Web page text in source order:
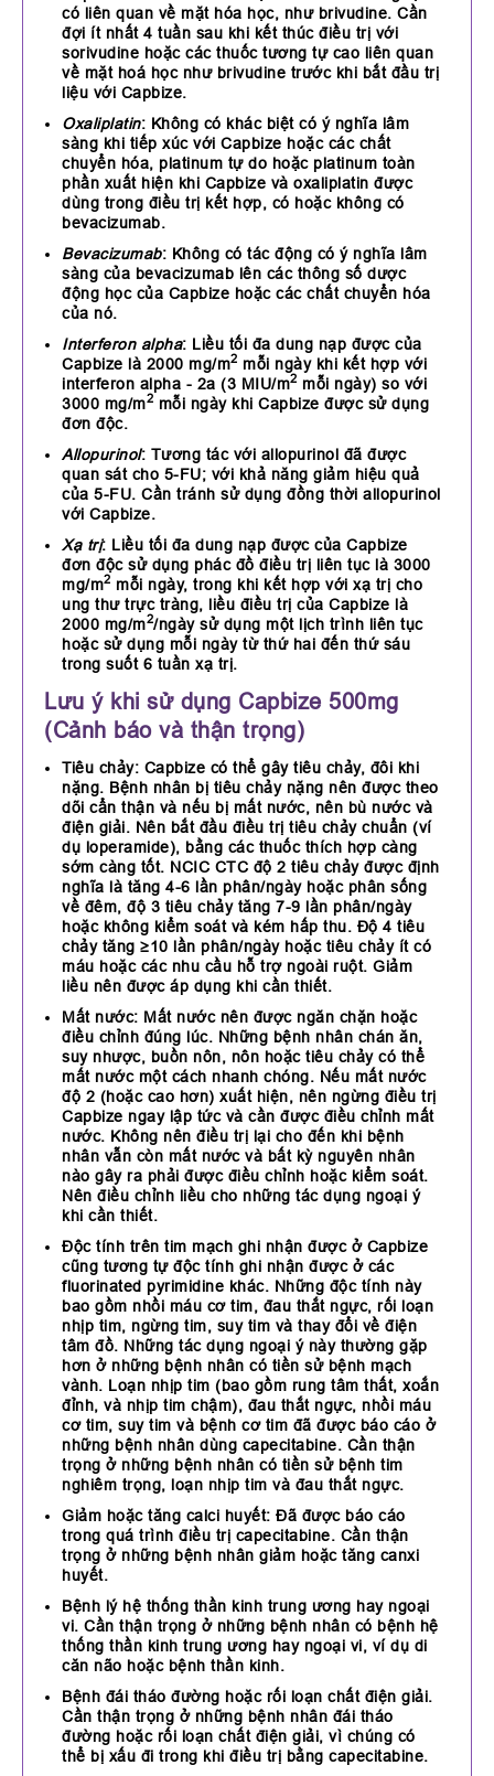
có liên quan về mặt hóa học, như brivudine. Cần
đợi ít nhất 4 tuần sau khi kết thúc điều trị với
sorivudine hoặc các thuốc tương tự cao liên quan
về mặt hoá học như brivudine trước khi bắt đầu trị
liệu với Capbize.
Oxaliplatin: Không có khác biệt có ý nghĩa lâm
sàng khi tiếp xúc với Capbize hoặc các chất
chuyển hóa, platinum tự do hoặc platinum toàn
phần xuất hiện khi Capbize và oxaliplatin được
dùng trong điều trị kết hợp, có hoặc không có
bevacizumab.
Bevacizumab: Không có tác động có ý nghĩa lâm
sàng của bevacizumab lên các thông số dược
động học của Capbize hoặc các chất chuyển hóa
của nó.
Interferon alpha: Liều tối đa dung nạp được của
Capbize là 2000 mg/m2 mỗi ngày khi kết hợp với
interferon alpha - 2a (3 MIU/m2 mỗi ngày) so với
3000 mg/m2 mỗi ngày khi Capbize được sử dụng
đơn độc.
Allopurinol: Tương tác với allopurinol đã được
quan sát cho 5-FU; với khả năng giảm hiệu quả
của 5-FU. Cần tránh sử dụng đồng thời allopurinol
với Capbize.
Xạ trị: Liều tối đa dung nạp được của Capbize
đơn độc sử dụng phác đồ điều trị liên tục là 3000
mg/m2 mỗi ngày, trong khi kết hợp với xạ trị cho
ung thư trực tràng, liều điều trị của Capbize là
2000 mg/m2/ngày sử dụng một lịch trình liên tục
hoặc sử dụng mỗi ngày từ thứ hai đến thứ sáu
trong suốt 6 tuần xạ trị.
Lưu ý khi sử dụng Capbize 500mg
(Cảnh báo và thận trọng)
Tiêu chảy: Capbize có thể gây tiêu chảy, đôi khi
nặng. Bệnh nhân bị tiêu chảy nặng nên được theo
dõi cẩn thận và nếu bị mất nước, nên bù nước và
điện giải. Nên bắt đầu điều trị tiêu chảy chuẩn (ví
dụ loperamide), bằng các thuốc thích hợp càng
sớm càng tốt. NCIC CTC độ 2 tiêu chảy được định
nghĩa là tăng 4-6 lần phân/ngày hoặc phân sống
về đêm, độ 3 tiêu chảy tăng 7-9 lần phân/ngày
hoặc không kiểm soát và kém hấp thu. Độ 4 tiêu
chảy tăng ≥10 lần phân/ngày hoặc tiêu chảy ít có
máu hoặc các nhu cầu hỗ trợ ngoài ruột. Giảm
liều nên được áp dụng khi cần thiết.
Mất nước: Mất nước nên được ngăn chặn hoặc
điều chỉnh đúng lúc. Những bệnh nhân chán ăn,
suy nhược, buồn nôn, nôn hoặc tiêu chảy có thể
mất nước một cách nhanh chóng. Nếu mất nước
độ 2 (hoặc cao hơn) xuất hiện, nên ngừng điều trị
Capbize ngay lập tức và cần được điều chỉnh mất
nước. Không nên điều trị lại cho đến khi bệnh
nhân vẫn còn mất nước và bất kỳ nguyên nhân
nào gây ra phải được điều chỉnh hoặc kiểm soát.
Nên điều chỉnh liều cho những tác dụng ngoại ý
khi cần thiết.
Độc tính trên tim mạch ghi nhận được ở Capbize
cũng tương tự độc tính ghi nhận được ở các
fluorinated pyrimidine khác. Những độc tính này
bao gồm nhồi máu cơ tim, đau thắt ngực, rối loạn
nhịp tim, ngừng tim, suy tim và thay đổi về điện
tâm đồ. Những tác dụng ngoại ý này thường gặp
hơn ở những bệnh nhân có tiền sử bệnh mạch
vành. Loạn nhịp tim (bao gồm rung tâm thất, xoắn
đỉnh, và nhịp tim chậm), đau thắt ngực, nhồi máu
cơ tim, suy tim và bệnh cơ tim đã được báo cáo ở
những bệnh nhân dùng capecitabine. Cần thận
trọng ở những bệnh nhân có tiền sử bệnh tim
nghiêm trọng, loạn nhịp tim và đau thắt ngực.
Giảm hoặc tăng calci huyết: Đã được báo cáo
trong quá trình điều trị capecitabine. Cần thận
trọng ở những bệnh nhân giảm hoặc tăng canxi
huyết.
Bệnh lý hệ thống thần kinh trung ương hay ngoại
vi. Cần thận trọng ở những bệnh nhân có bệnh hệ
thống thần kinh trung ương hay ngoại vi, ví dụ di
căn não hoặc bệnh thần kinh.
Bệnh đái tháo đường hoặc rối loạn chất điện giải.
Cần thận trọng ở những bệnh nhân đái tháo
đường hoặc rối loạn chất điện giải, vì chúng có
thể bị xấu đi trong khi điều trị bằng capecitabine.